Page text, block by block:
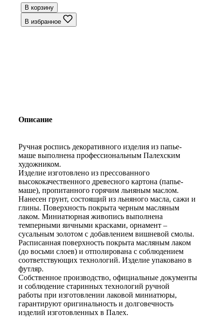
В корзину
В избранное
Описание
Ручная роспись декоративного изделия из папье-
маше выполнена профессиональным Палехским
художником.
Изделие изготовлено из прессованного
высококачественного древесного картона (папье-
маше), пропитанного горячим льняным маслом.
Нанесен грунт, состоящий из льняного масла, сажи и
глины. Поверхность покрыта черным масляным
лаком. Миниатюрная живопись выполнена
темперными яичными красками, орнамент –
сусальным золотом с добавлением вишневой смолы.
Расписанная поверхность покрыта масляным лаком
(до восьми слоев) и отполирована с соблюдением
соответствующих технологий. Изделие упаковано в
футляр.
Собственное производство, официальные документы
и соблюдение старинных технологий ручной
работы при изготовлении лаковой миниатюры,
гарантируют оригинальность и долговечность
изделий изготовленных в Палех.